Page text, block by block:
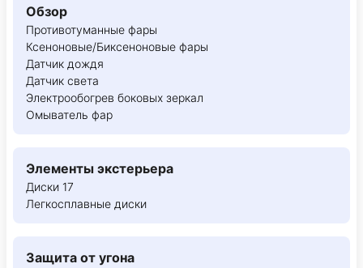
Обзор
Противотуманные фары
Ксеноновые/Биксеноновые фары
Датчик дождя
Датчик света
Электрообогрев боковых зеркал
Омыватель фар
Элементы экстерьера
Диски 17
Легкосплавные диски
Защита от угона